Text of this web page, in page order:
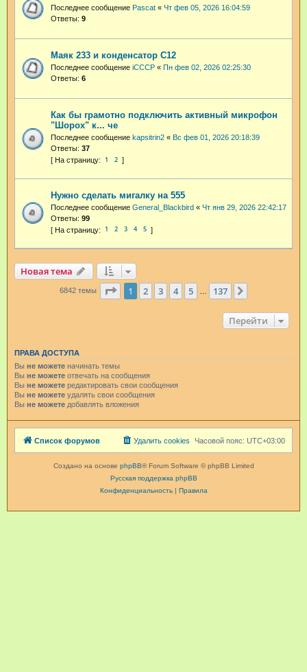
Последнее сообщение Pascat « Чт фев 05, 2026 16:04:59
Ответы: 9
Маяк 233 и конденсатор С12
Последнее сообщение iCCCP « Пн фев 02, 2026 02:25:30
Ответы: 6
Как бы грамотно подключить активный микрофон
"Шорох" к... че
Последнее сообщение kapsitrin2 « Вс фев 01, 2026 20:18:39
Ответы: 37
1 2
Нужно сделать мигалку на 555
Последнее сообщение General_Blackbird « Чт янв 29, 2026 22:42:17
Ответы: 99
1 2 3 4 5
Новая тема
6842 темы Страница из 137
1 2 3 4 5 137
Перейти
ПРАВА ДОСТУПА
Вы не можете начинать темы
Вы не можете отвечать на сообщения
Вы не можете редактировать свои сообщения
Вы не можете удалять свои сообщения
Вы не можете добавлять вложения
Список форумов Часовой пояс: UTC+03:00
Удалить cookies
Создано на основе phpBB® Forum Software © phpBB Limited
Русская поддержка phpBB
Конфиденциальность| Правила